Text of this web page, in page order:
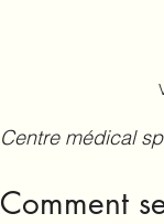
Centre médical
Comment